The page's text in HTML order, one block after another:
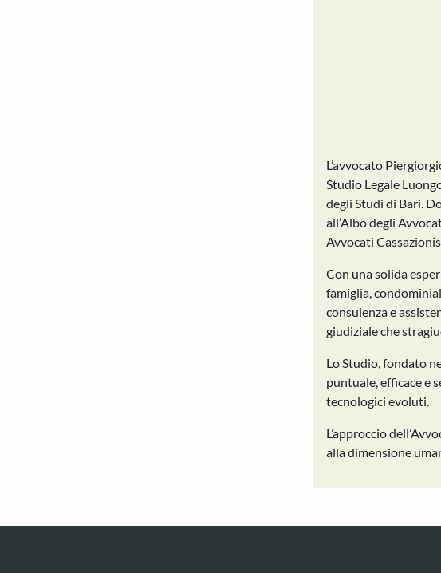
L’avvocato
Studio Legale
degli Studi di Bari.
all’Albo degli
Avvocati
Con una solida
famiglia,
consulenza e
giudiziale che
Lo Studio, fondato
puntuale, efficace e
tecnologici evoluti.
L’approccio
alla dimensione